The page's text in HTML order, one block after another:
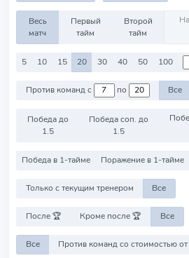
Весь
матч
Первый
тайм
Второй
тайм
5 10 15 20 30 40 50 100
Против команд с по Все
Победа до
1.5
Победа соп. до
1.5
Победа в 1-тайме Поражение в 1-тайме
Только с текущим тренером Все
После 🏆 Кроме после 🏆 Все
Все Против команд со стоимостью от